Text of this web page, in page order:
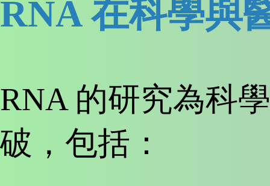
RNA 在科學與
RNA 的研究為科
破，包括：